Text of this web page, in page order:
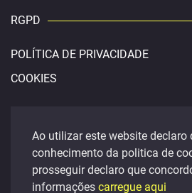
Ao utilizar este website declaro
conhecimento da politica de
prosseguir declaro que
informações carregue aqui
RGPD
POLÍTICA DE PRIVACIDADE
COOKIES
douronacional@gmail.com
FACEBOOK